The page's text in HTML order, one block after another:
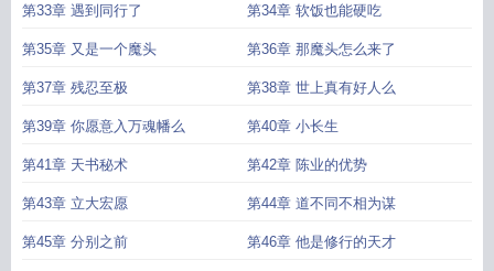
第33章 遇到同行了 第34章 软饭也能硬吃
第35章 又是一个魔头 第36章 那魔头怎么来了
第37章 残忍至极 第38章 世上真有好人么
第39章 你愿意入万魂幡么 第40章 小长生
第41章 天书秘术 第42章 陈业的优势
第43章 立大宏愿 第44章 道不同不相为谋
第45章 分别之前 第46章 他是修行的天才